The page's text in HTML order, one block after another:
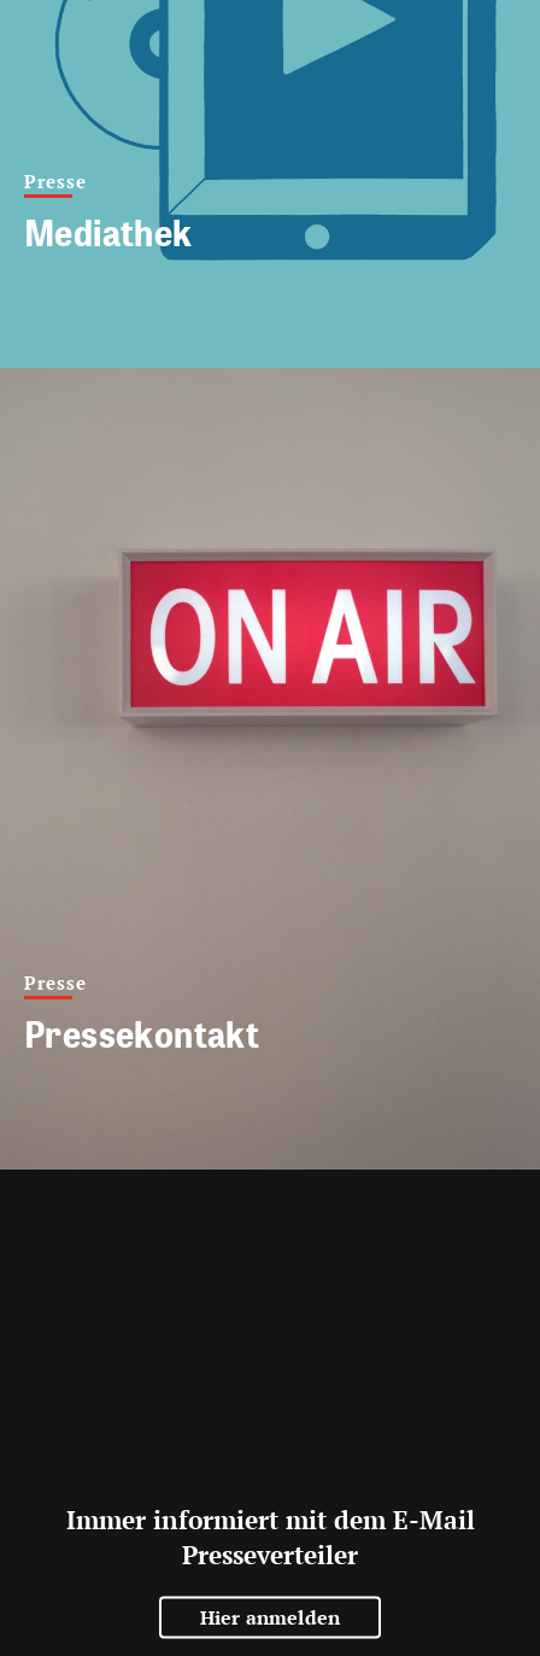
Presse
Mediathek
Presse
Pressekontakt
Immer informiert mit dem E-Mail
Presseverteiler
Hier anmelden